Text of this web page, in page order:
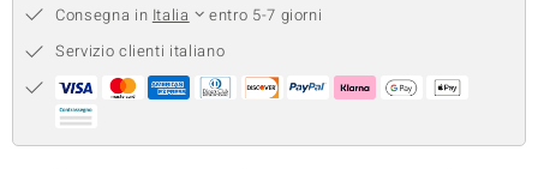
Consegna in Italia
entro 5-7 giorni
Servizio clienti italiano